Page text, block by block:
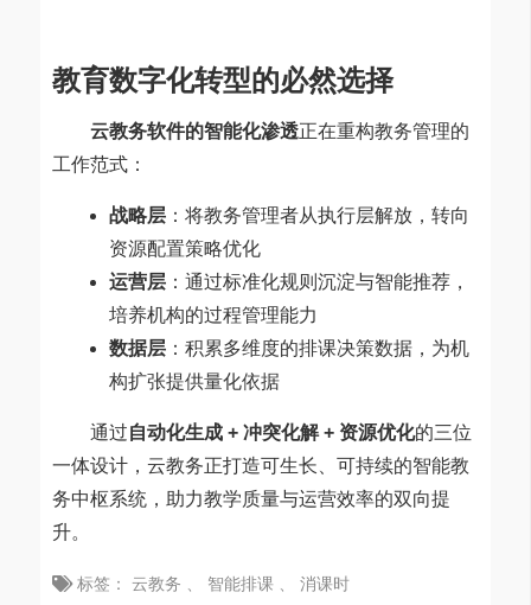
教育数字化转型的必然选择
云教务软件的智能化渗透正在重构教务管理的
工作范式：
战略层：将教务管理者从执行层解放，转向
资源配置策略优化
运营层：通过标准化规则沉淀与智能推荐，
培养机构的过程管理能力
数据层：积累多维度的排课决策数据，为机
构扩张提供量化依据
通过自动化生成 + 冲突化解 + 资源优化的三位
一体设计，云教务正打造可生长、可持续的智能教
务中枢系统，助力教学质量与运营效率的双向提
升。
标签： 云教务 智能排课 消课时